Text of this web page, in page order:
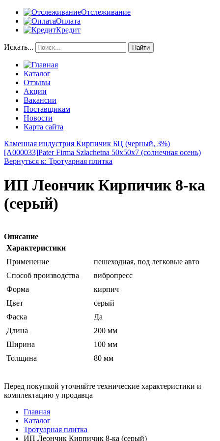
Отслеживание
Оплата
Кредит
Искать... Найти
Каталог
Отзывы
Акции
Вакансии
Поставщикам
Новости
Карта сайта
Каменная индустрия Кирпичик БЦ (черный, 3%)
[A000033]Pater Firma Szlachetna 50x50x7 (солнечная осень)
Вернуться к: Тротуарная плитка
ИП Леончик Кирпичик 8-ка
(серый)
Описание
Характеристики
Применение
пешеходная, под легковые авто
Способ производства
вибропресс
Форма
кирпич
Цвет
серый
Фаска
Да
Длина
200 мм
Ширина
100 мм
Толщина
80 мм
Перед покупкой уточняйте технические характеристики и
комплектацию у продавца
Главная
Каталог
Тротуарная плитка
ИП Леончик Кирпичик 8-ка (серый)